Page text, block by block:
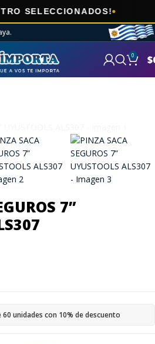
0 $
7”
60 unidades con 10% de descuento